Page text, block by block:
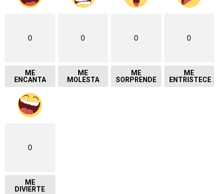
0
ME
ENCANTA
0
ME
MOLESTA
0
ME
SORPRENDE
0
ME
ENTRISTECE
0
ME
DIVIERTE